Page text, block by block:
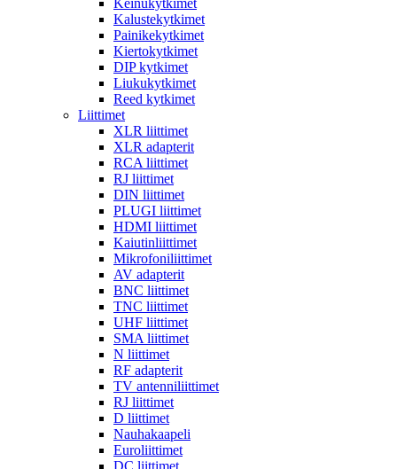
Keinukytkimet
Kalustekytkimet
Painikekytkimet
Kiertokytkimet
DIP kytkimet
Liukukytkimet
Reed kytkimet
Liittimet
XLR liittimet
XLR adapterit
RCA liittimet
RJ liittimet
DIN liittimet
PLUGI liittimet
HDMI liittimet
Kaiutinliittimet
Mikrofoniliittimet
AV adapterit
BNC liittimet
TNC liittimet
UHF liittimet
SMA liittimet
N liittimet
RF adapterit
TV antenniliittimet
RJ liittimet
D liittimet
Nauhakaapeli
Euroliittimet
DC liittimet